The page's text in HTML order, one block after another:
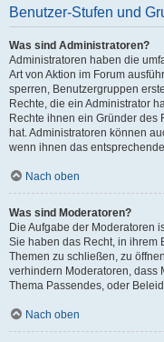
Benutzer-Stufen und
Was sind Administratoren?
Administratoren haben die
Art von Aktion im Forum
sperren, Benutzergruppen
Rechte, die ein Administrator
Rechte ihnen ein Gründer des
hat. Administratoren können
wenn ihnen das
Nach oben
Was sind Moderatoren?
Die Aufgabe der Moderatoren
Sie haben das Recht, in ihrem
Themen zu schließen, zu
verhindern Moderatoren, dass
Thema Passendes, oder
Nach oben